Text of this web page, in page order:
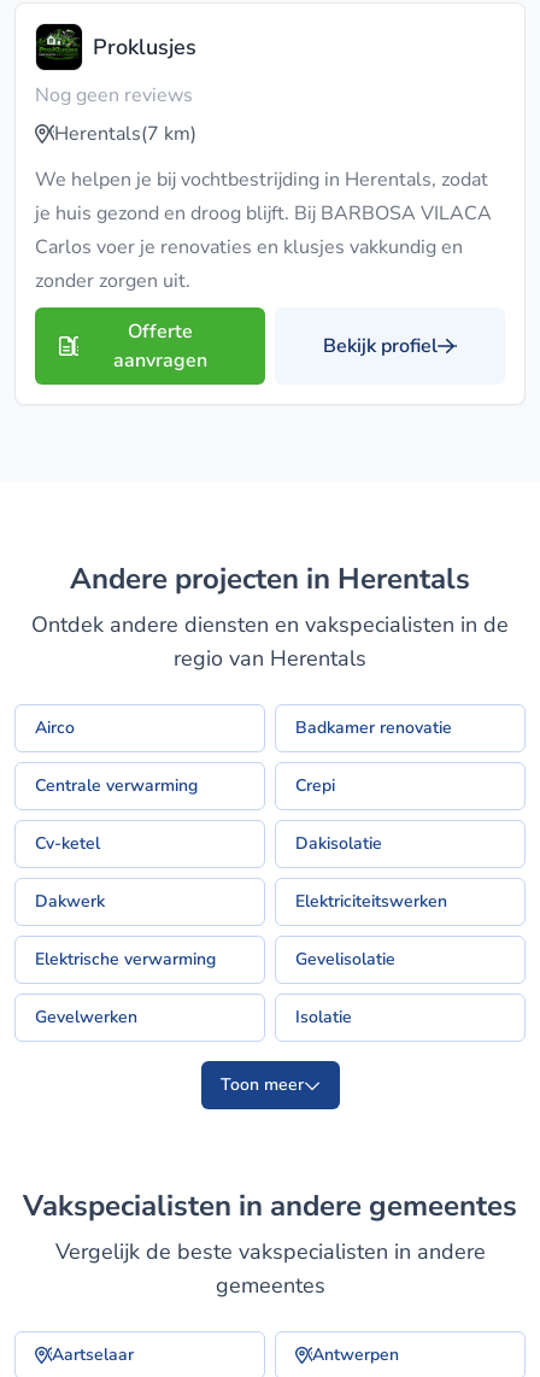
Proklusjes
Nog geen reviews
Herentals(7 km)
We helpen je bij vochtbestrijding in Herentals, zodat
je huis gezond en droog blijft. Bij BARBOSA VILACA
Carlos voer je renovaties en klusjes vakkundig en
zonder zorgen uit.
Offerte
aanvragen
Bekijk profiel
Andere projecten in Herentals
Ontdek andere diensten en vakspecialisten in de
regio van Herentals
Airco Badkamer renovatie
Centrale verwarming Crepi
Cv-ketel Dakisolatie
Dakwerk Elektriciteitswerken
Elektrische verwarming Gevelisolatie
Gevelwerken Isolatie
Toon meer
Vakspecialisten in andere gemeentes
Vergelijk de beste vakspecialisten in andere
gemeentes
Aartselaar Antwerpen